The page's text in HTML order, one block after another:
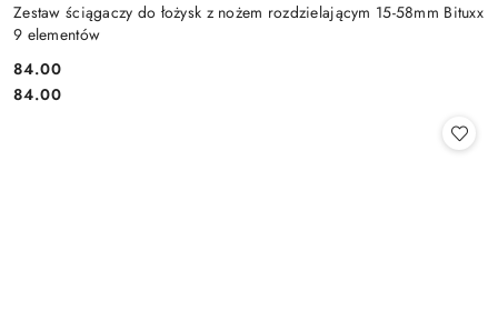
Zestaw ściągaczy do łożysk z nożem rozdzielającym 15-58mm Bituxx
9 elementów
Cena:
84.00
Cena:
84.00